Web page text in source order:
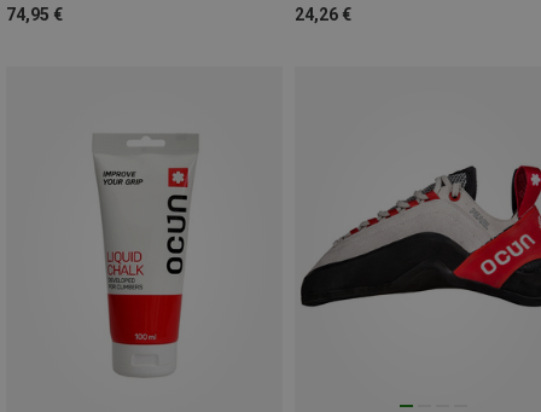
74,95 €
24,26 €